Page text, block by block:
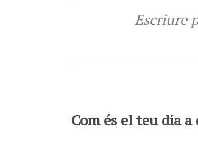
Escriure
Com és el teu dia a